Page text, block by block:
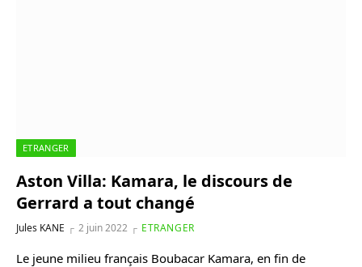
ETRANGER
Aston Villa: Kamara, le discours de
Gerrard a tout changé
Jules KANE 2 juin 2022 ETRANGER
Le jeune milieu français Boubacar Kamara, en fin de